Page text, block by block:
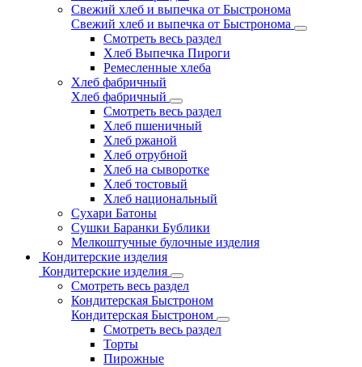
Свежий хлеб и выпечка от Быстронома
Свежий хлеб и выпечка от Быстронома
Смотреть весь раздел
Хлеб Выпечка Пироги
Ремесленные хлеба
Хлеб фабричный
Хлеб фабричный
Смотреть весь раздел
Хлеб пшеничный
Хлеб ржаной
Хлеб отрубной
Хлеб на сыворотке
Хлеб тостовый
Хлеб национальный
Сухари Батоны
Сушки Баранки Бублики
Мелкоштучные булочные изделия
Кондитерские изделия
Кондитерские изделия
Смотреть весь раздел
Кондитерская Быстроном
Кондитерская Быстроном
Смотреть весь раздел
Торты
Пирожные